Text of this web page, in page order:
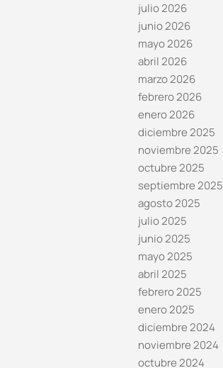
julio 2026
junio 2026
mayo 2026
abril 2026
marzo 2026
febrero 2026
enero 2026
diciembre 2025
noviembre 2025
octubre 2025
septiembre 2025
agosto 2025
julio 2025
junio 2025
mayo 2025
abril 2025
febrero 2025
enero 2025
diciembre 2024
noviembre 2024
octubre 2024